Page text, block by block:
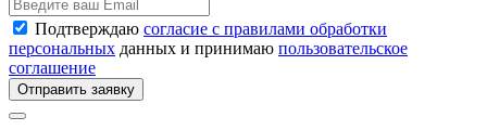
Подтверждаю согласие с правилами обработки
персональных данных и принимаю пользовательское
соглашение
Отправить заявку